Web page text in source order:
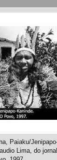
Paiaku/
Lima, do